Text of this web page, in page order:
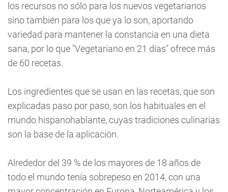
los recursos no sólo para los nuevos vegetarianos
sino también para los que ya lo son, aportando
variedad para mantener la constancia en una dieta
sana, por lo que "Vegetariano en 21 días" ofrece más
de 60 recetas.
Los ingredientes que se usan en las recetas, que son
explicadas paso por paso, son los habituales en el
mundo hispanohablante, cuyas tradiciones culinarias
son la base de la aplicación.
Alrededor del 39 % de los mayores de 18 años de
todo el mundo tenía sobrepeso en 2014, con una